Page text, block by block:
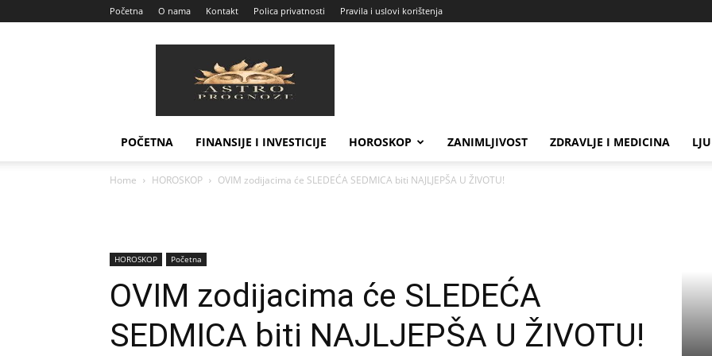
Početna O nama Kontakt Polica privatnosti Pravila i uslovi korištenja
Prognoze
POČETNA FINANSIJE I INVESTICIJE HOROSKOP ZANIMLJIVOST ZDRAVLJE I MEDICINA
Home HOROSKOP OVIM zodijacima će SLEDEĆA SEDMICA biti NAJLJEPŠA U ŽIVOTU!
HOROSKOP Početna
OVIM zodijacima će SLEDEĆA
SEDMICA biti NAJLJEPŠA U ŽIVOTU!